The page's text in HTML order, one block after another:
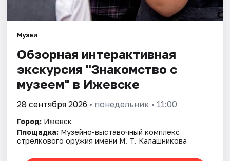
Музеи
Обзорная интерактивная
экскурсия "Знакомство с
музеем" в Ижевске
28 сентября 2026 • понедельник • 11:00
Город: Ижевск
Площадка: Музейно-выставочный комплекс
стрелкового оружия имени М. Т. Калашникова